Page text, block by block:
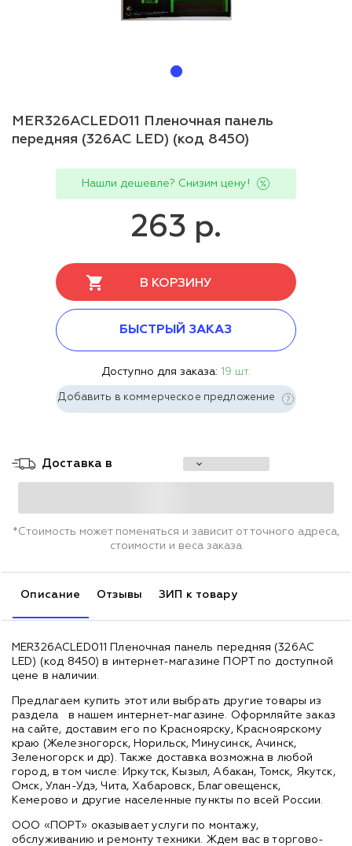
MER326АСLED011 Пленочная панель
передняя (326АС LED) (код 8450)
Нашли дешевле? Снизим цену!
263 р.
В КОРЗИНУ
БЫСТРЫЙ ЗАКАЗ
Доступно для заказа: 19 шт.
Добавить в коммерческое предложение
Доставка в
*Стоимость может поменяться и зависит от точного адреса,
стоимости и веса заказа
Описание Отзывы ЗИП к товару
MER326АСLED011 Пленочная панель передняя (326АС
LED) (код 8450) в интернет-магазине ПОРТ по доступной
цене в наличии.
Предлагаем купить этот или выбрать другие товары из
раздела
в нашем интернет-магазине. Оформляйте заказ
на сайте, доставим его по Красноярску, Красноярскому
краю (Железногорск, Норильск, Минусинск, Ачинск,
Зеленогорск и др). Также доставка возможна в любой
город, в том числе: Иркутск, Кызыл, Абакан, Томск, Якутск,
Омск, Улан-Удэ, Чита, Хабаровск, Благовещенск,
Кемерово и другие населенные пункты по всей России.
ООО «ПОРТ» оказывает услуги по монтажу,
обслуживанию и ремонту техники. Ждем вас в торгово-